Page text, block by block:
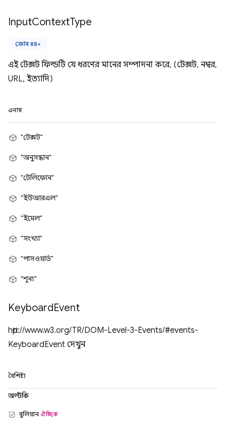
InputContextType
ক্রোম ৪৪+
এই টেক্সট ফিল্ডটি যে ধরণের মানের সম্পাদনা করে, (টেক্সট, নম্বর,
URL, ইত্যাদি)
এনাম
"টেক্সট"
"অনুসন্ধান"
"টেলিফোন"
"ইউআরএল"
"ইমেল"
"সংখ্যা"
"পাসওয়ার্ড"
"শূন্য"
KeyboardEvent
http://www.w3.org/TR/DOM-Level-3-Events/#events-
KeyboardEvent দেখুন
বৈশিষ্ট্য
অল্টকি
বুলিয়ানঐচ্ছিক